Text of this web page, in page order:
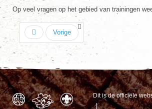
Op veel vragen op het gebied van trainingen
Vorige
Dit is de officiële
|